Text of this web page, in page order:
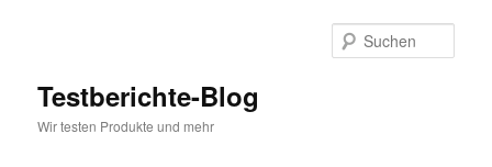
Testberichte-Blog
Wir testen Produkte und mehr